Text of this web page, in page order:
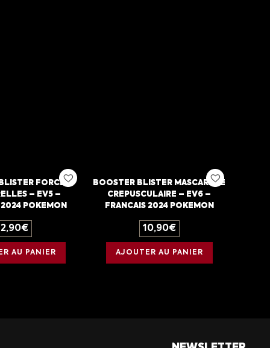
FORCES
– EV5 –
POKEMON
€
AU PANIER
BOOSTER BLISTER MASCARADE
CREPUSCULAIRE – EV6 –
FRANCAIS 2024 POKEMON
10,90€
AJOUTER AU PANIER